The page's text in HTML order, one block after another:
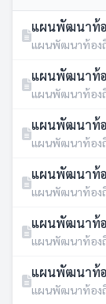
แผนพัฒนาท้องถิ่
แผนพัฒนาท้องถิ่
แผนพัฒนาท้องถิ่
แผนพัฒนาท้องถิ่
แผนพัฒนาท้องถิ่
แผนพัฒนาท้องถิ่